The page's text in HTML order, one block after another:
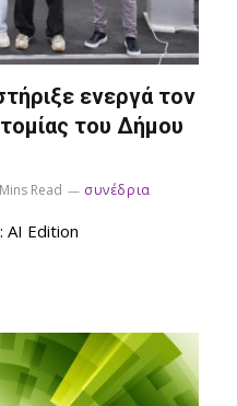
ενεργά τον
του Δήμου
Read συνέδρια
AI Edition